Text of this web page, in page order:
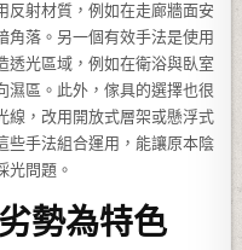
反射材質，例如在走廊牆面安
角落。另一個有效手法是使用
透光區域，例如在衛浴與臥室
濕區。此外，傢具的選擇也很
線，改用開放式層架或懸浮式
些手法組合運用，能讓原本陰
光問題。
勢為特色